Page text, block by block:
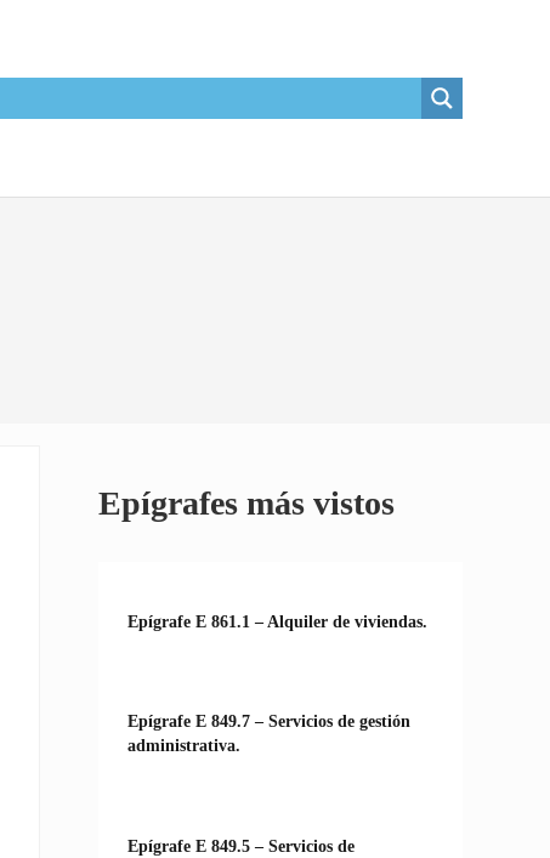
Epígrafes más vistos
Epígrafe E 861.1 – Alquiler de viviendas.
Epígrafe E 849.7 – Servicios de gestión
administrativa.
Epígrafe E 849.5 – Servicios de